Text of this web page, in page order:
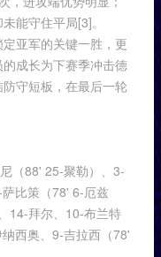
能守住平局[3]。
亚军的关键一胜，更
成长为下赛季冲击德
守短板，在最后一轮
（88' 25-聚勒）、3-
比策（78' 6-厄兹
14-拜尔、10-布兰特
纳西奥、9-吉拉西（78'